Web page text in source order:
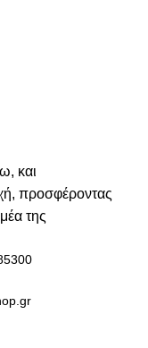
και
προσφέροντας
της